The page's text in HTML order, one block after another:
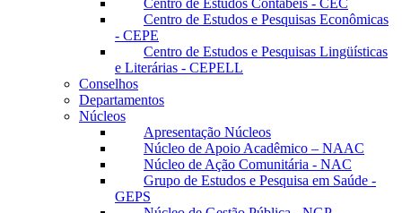
Centro de Estudos Contábeis - CEC
Centro de Estudos e Pesquisas Econômicas
- CEPE
Centro de Estudos e Pesquisas Lingüísticas
e Literárias - CEPELL
Conselhos
Departamentos
Núcleos
Apresentação Núcleos
Núcleo de Apoio Acadêmico – NAAC
Núcleo de Ação Comunitária - NAC
Grupo de Estudos e Pesquisa em Saúde -
GEPS